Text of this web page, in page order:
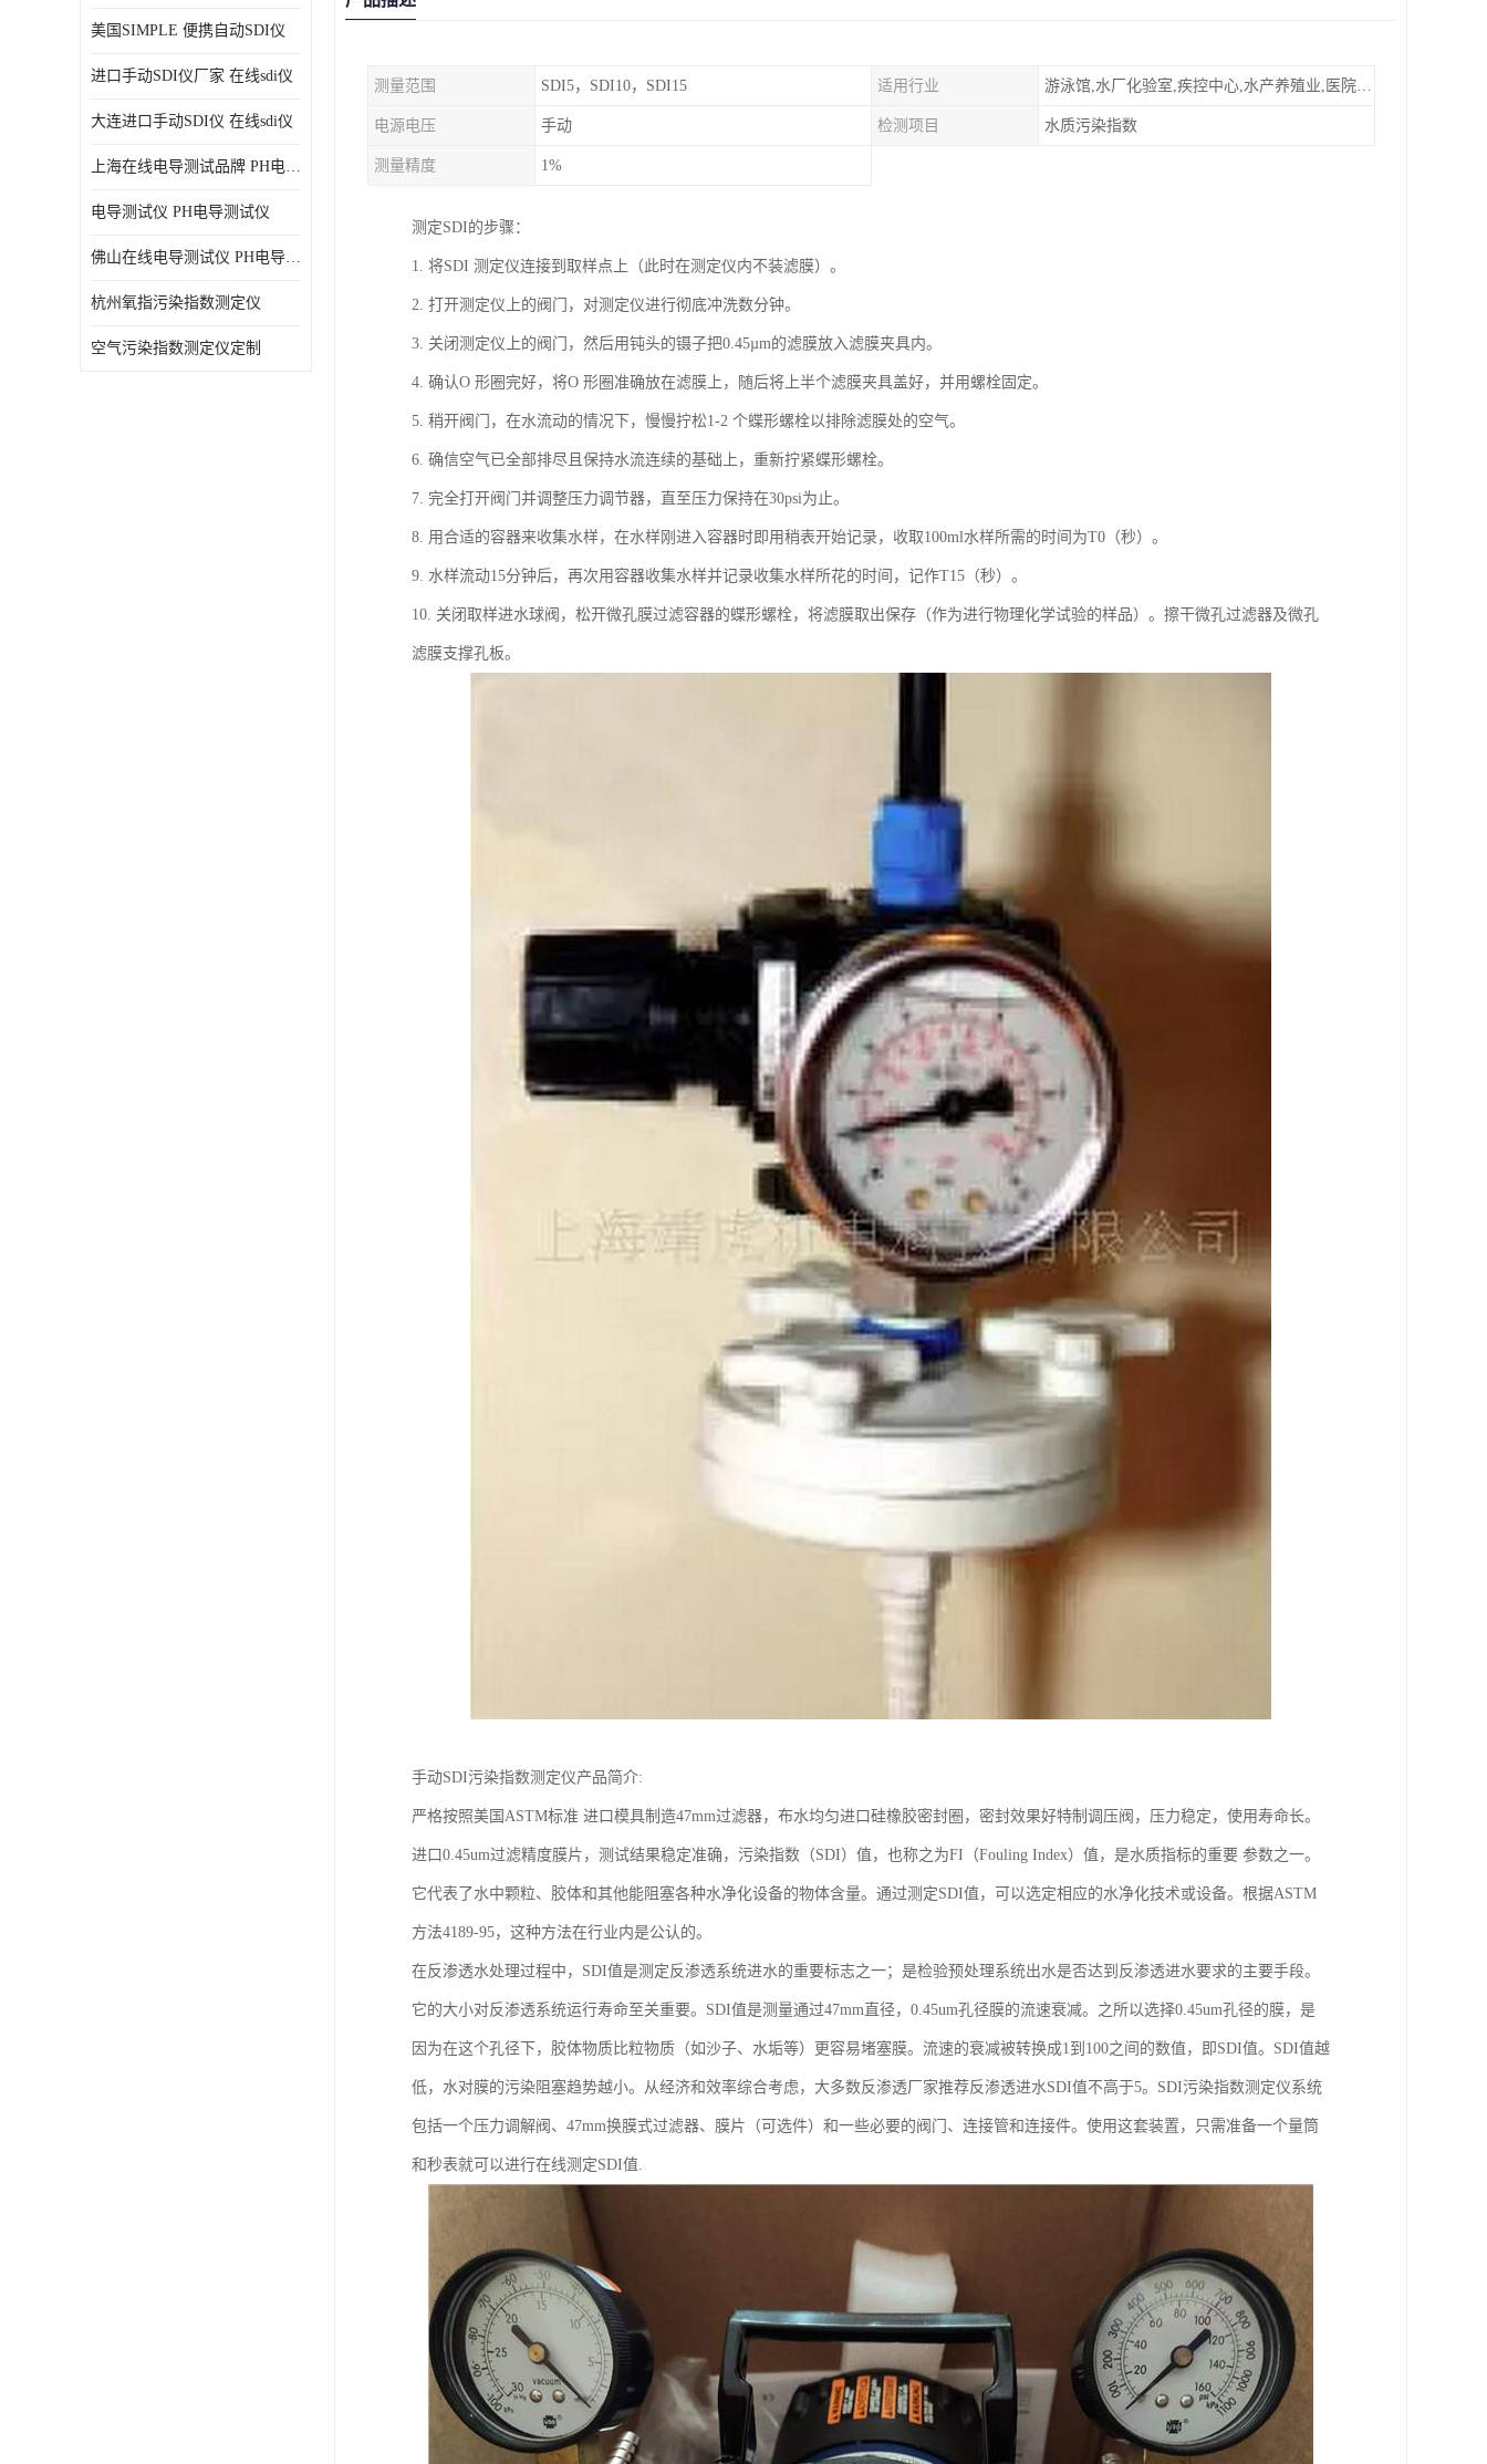
美国SIMPLE 便携自动SDI仪
进口手动SDI仪厂家 在线sdi仪
大连进口手动SDI仪 在线sdi仪
上海在线电导测试品牌 PH电导测试仪
电导测试仪 PH电导测试仪
佛山在线电导测试仪 PH电导测试仪
杭州氧指污染指数测定仪
空气污染指数测定仪定制
测量范围 SDI5，SDI10，SDI15 适用行业 游泳馆,水厂化验室,疾控中心,水产养殖业,医院,食品饮料，纯水制作，海水淡化
电源电压 手动 检测项目 水质污染指数
测量精度 1%
测定SDI的步骤：
1. 将SDI 测定仪连接到取样点上（此时在测定仪内不装滤膜）。
2. 打开测定仪上的阀门，对测定仪进行彻底冲洗数分钟。
3. 关闭测定仪上的阀门，然后用钝头的镊子把0.45µm的滤膜放入滤膜夹具内。
4. 确认O 形圈完好，将O 形圈准确放在滤膜上，随后将上半个滤膜夹具盖好，并用螺栓固定。
5. 稍开阀门，在水流动的情况下，慢慢拧松1-2 个蝶形螺栓以排除滤膜处的空气。
6. 确信空气已全部排尽且保持水流连续的基础上，重新拧紧蝶形螺栓。
7. 完全打开阀门并调整压力调节器，直至压力保持在30psi为止。
8. 用合适的容器来收集水样，在水样刚进入容器时即用稍表开始记录，收取100ml水样所需的时间为T0（秒）。
9. 水样流动15分钟后，再次用容器收集水样并记录收集水样所花的时间，记作T15（秒）。
10. 关闭取样进水球阀，松开微孔膜过滤容器的蝶形螺栓，将滤膜取出保存（作为进行物理化学试验的样品）。擦干微孔过滤器及微孔
滤膜支撑孔板。
手动SDI污染指数测定仪产品简介:
严格按照美国ASTM标准 进口模具制造47mm过滤器，布水均匀进口硅橡胶密封圈，密封效果好特制调压阀，压力稳定，使用寿命长。
进口0.45um过滤精度膜片，测试结果稳定准确，污染指数（SDI）值，也称之为FI（Fouling Index）值，是水质指标的重要 参数之一。
它代表了水中颗粒、胶体和其他能阻塞各种水净化设备的物体含量。通过测定SDI值，可以选定相应的水净化技术或设备。根据ASTM
方法4189-95，这种方法在行业内是公认的。
在反渗透水处理过程中，SDI值是测定反渗透系统进水的重要标志之一；是检验预处理系统出水是否达到反渗透进水要求的主要手段。
它的大小对反渗透系统运行寿命至关重要。SDI值是测量通过47mm直径，0.45um孔径膜的流速衰减。之所以选择0.45um孔径的膜，是
因为在这个孔径下，胶体物质比粒物质（如沙子、水垢等）更容易堵塞膜。流速的衰减被转换成1到100之间的数值，即SDI值。SDI值越
低，水对膜的污染阻塞趋势越小。从经济和效率综合考虑，大多数反渗透厂家推荐反渗透进水SDI值不高于5。SDI污染指数测定仪系统
包括一个压力调解阀、47mm换膜式过滤器、膜片（可选件）和一些必要的阀门、连接管和连接件。使用这套装置，只需准备一个量筒
和秒表就可以进行在线测定SDI值.